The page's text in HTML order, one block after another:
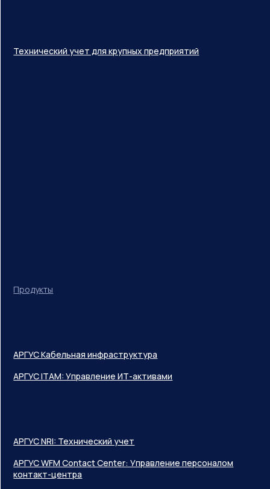
Продукты
АРГУС NRI: Технический учет
АРГУС WFM Contact Center: Управление персоналом
контакт-центра
Технический учет для крупных предприятий
АРГУС Кабельная инфраструктура
АРГУС ITAM: Управление ИТ-активами